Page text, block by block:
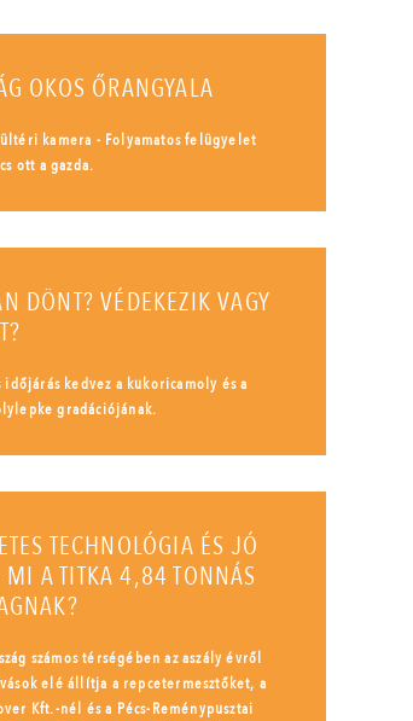
OKOS ŐRANGYALA
kamera - Folyamatos felügyelet
ott a gazda.
DÖNT? VÉDEKEZIK VAGY
időjárás kedvez a kukoricamoly és a
gradációjának.
TECHNOLÓGIA ÉS JÓ
MI A TITKA 4,84 TONNÁS
számos térségében az aszály évről
elé állítja a repcetermesztőket, a
Kft.-nél és a Pécs-Reménypusztai